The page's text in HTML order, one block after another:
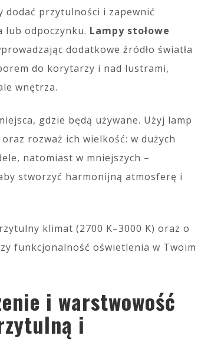
dodać przytulności i zapewnić
lub odpoczynku. Lampy stołowe
dodatkowe źródło światła
do korytarzy i nad lustrami,
wnętrza.
gdzie będą używane. Użyj lamp
rozważ ich wielkość: w dużych
natomiast w mniejszych –
stworzyć harmonijną atmosferę i
klimat (2700 K–3000 K) oraz o
funkcjonalność oświetlenia w Twoim
i warstwowość
i